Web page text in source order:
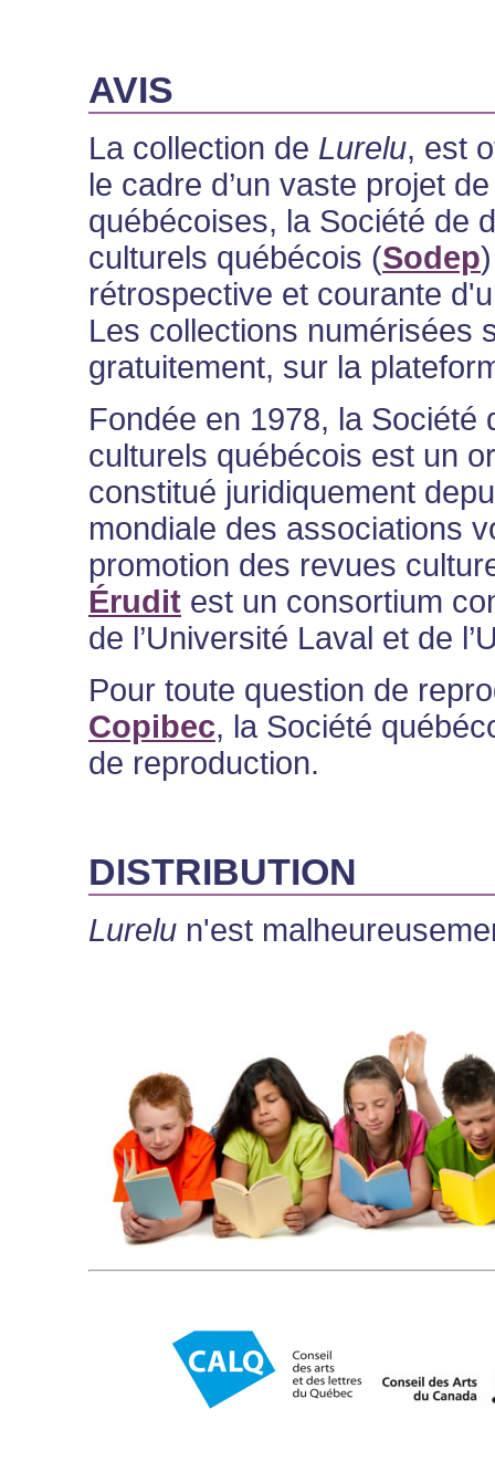
AVIS
La collection de Lurelu, est
le cadre d’un vaste projet
québécoises, la Société de
culturels québécois (Sodep
rétrospective et courante
Les collections numérisées
gratuitement, sur la
Fondée en 1978, la Société
culturels québécois est un
constitué juridiquement
mondiale des associations
promotion des revues
Érudit est un consortium
de l’Université Laval et de
Pour toute question de
Copibec, la Société
de reproduction.
DISTRIBUTION
Lurelu n'est